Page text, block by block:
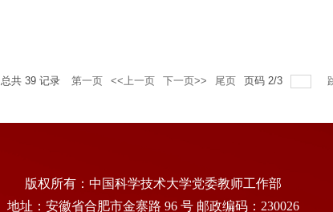
总共 39 记录 第一页 <<上一页 下一页>> 尾页 页码 2/3
版权所有：中国科学技术大学党委教师工作部
地址：安徽省合肥市金寨路 96 号 邮政编码：230026